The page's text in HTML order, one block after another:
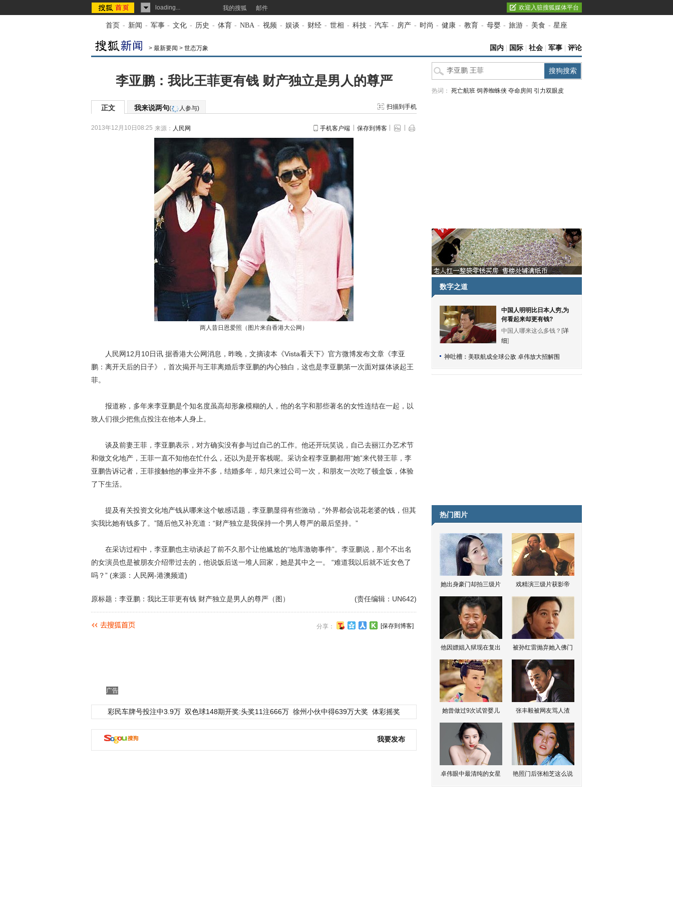
loading... 我的搜狐 邮件 欢迎入驻搜狐媒体平台
首页 - 新闻 - 军事 - 文化 - 历史 - 体育 - NBA - 视频 - 娱谈 - 财经 - 世相 - 科技 - 汽车 - 房产 - 时尚 - 健康 - 教育 - 母婴 - 旅游 - 美食 - 星座
> 最新要闻 > 世态万象 国内 国际 社会 军事 评论
李亚鹏：我比王菲更有钱 财产独立是男人的尊严
正文 我来说两句( 人参与) 扫描到手机
2013年12月10日08:25 来源： 人民网 手机客户端 保存到博客
两人昔日恩爱照（图片来自香港大公网）
人民网12月10日讯 据香港大公网消息，昨晚，文摘读本《Vista看天下》官方微博发布文章《李亚
鹏：离开天后的日子》，首次揭开与王菲离婚后李亚鹏的内心独白，这也是李亚鹏第一次面对媒体谈起王
菲。
报道称，多年来李亚鹏是个知名度虽高却形象模糊的人，他的名字和那些著名的女性连结在一起，以
致人们很少把焦点投注在他本人身上。
谈及前妻王菲，李亚鹏表示，对方确实没有参与过自己的工作。他还开玩笑说，自己去丽江办艺术节
和做文化地产，王菲一直不知他在忙什么，还以为是开客栈呢。采访全程李亚鹏都用“她”来代替王菲，李
亚鹏告诉记者，王菲接触他的事业并不多，结婚多年，却只来过公司一次，和朋友一次吃了顿盒饭，体验
了下生活。
提及有关投资文化地产钱从哪来这个敏感话题，李亚鹏显得有些激动，“外界都会说花老婆的钱，但其
实我比她有钱多了。”随后他又补充道：“财产独立是我保持一个男人尊严的最后坚持。”
在采访过程中，李亚鹏也主动谈起了前不久那个让他尴尬的“地库激吻事件”。李亚鹏说，那个不出名
的女演员也是被朋友介绍带过去的，他说饭后送一堆人回家，她是其中之一。 “难道我以后就不近女色了
吗？” (来源：人民网-港澳频道)
(责任编辑：UN642)
原标题：李亚鹏：我比王菲更有钱 财产独立是男人的尊严（图）
分享： [保存到博客]
广告
彩民车牌号投注中3.9万 双色球148期开奖:头奖11注666万 徐州小伙中得639万大奖 体彩摇奖
我要发布
热词： 死亡航班 饲养蜘蛛侠 夺命房间 引力双眼皮
数字之道
中国人明明比日本人穷,为
何看起来却更有钱?
中国人哪来这么多钱？[详
细]
神吐槽： 美联航成全球公敌 卓伟放大招解围
热门图片
她出身豪门却拍三级片 戏精演三级片获影帝
他因嫖娼入狱现在复出 被孙红雷抛弃她入佛门
她曾做过9次试管婴儿 张丰毅被网友骂人渣
卓伟眼中最清纯的女星 艳照门后张柏芝这么说